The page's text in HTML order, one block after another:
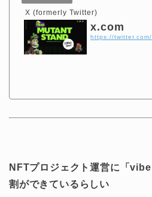
X (formerly Twitter)
x.com
NFTプロジェクト運営に「
割ができているらしい